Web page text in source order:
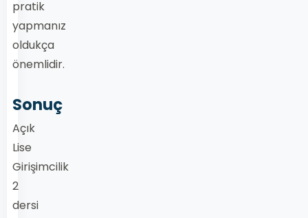
pratik
yapmanız
oldukça
önemlidir.
Sonuç
Açık
Lise
Girişimcilik
2
dersi